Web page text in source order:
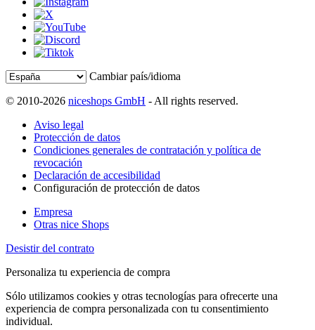
Cambiar país/idioma
© 2010-2026 niceshops GmbH - All rights reserved.
Aviso legal
Protección de datos
Condiciones generales de contratación y política de
revocación
Declaración de accesibilidad
Configuración de protección de datos
Empresa
Otras nice Shops
Desistir del contrato
Personaliza tu experiencia de compra
Sólo utilizamos cookies y otras tecnologías para ofrecerte una
experiencia de compra personalizada con tu consentimiento
individual.